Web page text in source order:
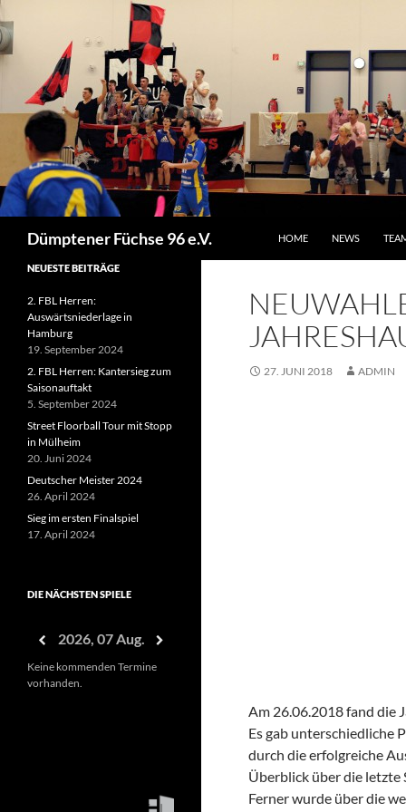
Dümptener Füchse 96 e.V.
HOME
NEWS
27. JUNI 2018 ADMIN
Am 26.06.2018 fand die
Es gab unterschiedliche
durch die erfolgreiche
Überblick über die letzte
Ferner wurde über die
NEUESTE BEITRÄGE
2. FBL Herren:
Auswärtsniederlage in
Hamburg
19. September 2024
2. FBL Herren: Kantersieg zum
Saisonauftakt
5. September 2024
Street Floorball Tour mit Stopp
in Mülheim
20. Juni 2024
Deutscher Meister 2024
26. April 2024
Sieg im ersten Finalspiel
17. April 2024
DIE NÄCHSTEN SPIELE
2026, 07 Aug.
Keine kommenden Termine
vorhanden.